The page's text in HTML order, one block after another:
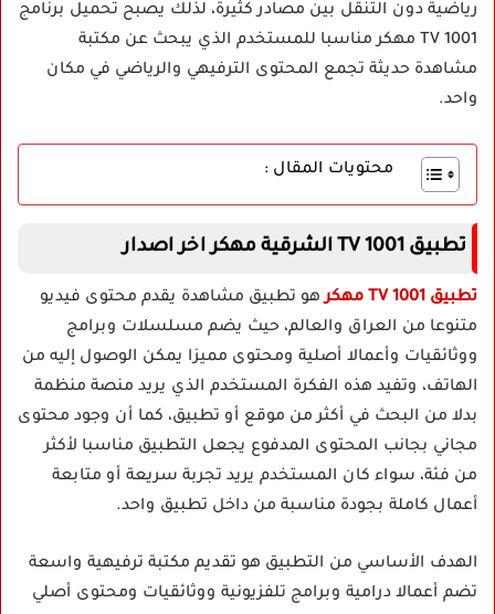
رياضية دون التنقل بين مصادر كثيرة، لذلك يصبح تحميل برنامج
1001 TV مهكر مناسبا للمستخدم الذي يبحث عن مكتبة
مشاهدة حديثة تجمع المحتوى الترفيهي والرياضي في مكان
واحد.
محتويات المقال :
تطبيق 1001 TV الشرقية مهكر اخر اصدار
تطبيق 1001 TV مهكر
هو تطبيق مشاهدة يقدم محتوى فيديو
متنوعا من العراق والعالم، حيث يضم مسلسلات وبرامج
ووثائقيات وأعمالا أصلية ومحتوى مميزا يمكن الوصول إليه من
الهاتف، وتفيد هذه الفكرة المستخدم الذي يريد منصة منظمة
بدلا من البحث في أكثر من موقع أو تطبيق، كما أن وجود محتوى
مجاني بجانب المحتوى المدفوع يجعل التطبيق مناسبا لأكثر
من فئة، سواء كان المستخدم يريد تجربة سريعة أو متابعة
أعمال كاملة بجودة مناسبة من داخل تطبيق واحد.
الهدف الأساسي من التطبيق هو تقديم مكتبة ترفيهية واسعة
تضم أعمالا درامية وبرامج تلفزيونية ووثائقيات ومحتوى أصلي